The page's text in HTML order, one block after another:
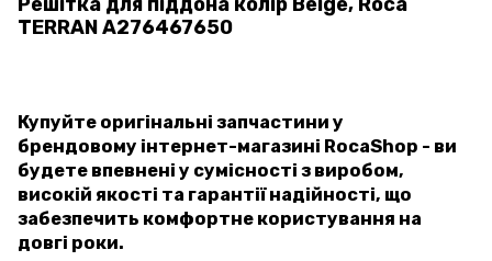
TERRAN A276467650
Купуйте оригінальні запчастини у
брендовому інтернет-магазині RocaShop - ви
будете впевнені у сумісності з виробом,
високій якості та гарантії надійності, що
забезпечить комфортне користування на
довгі роки.